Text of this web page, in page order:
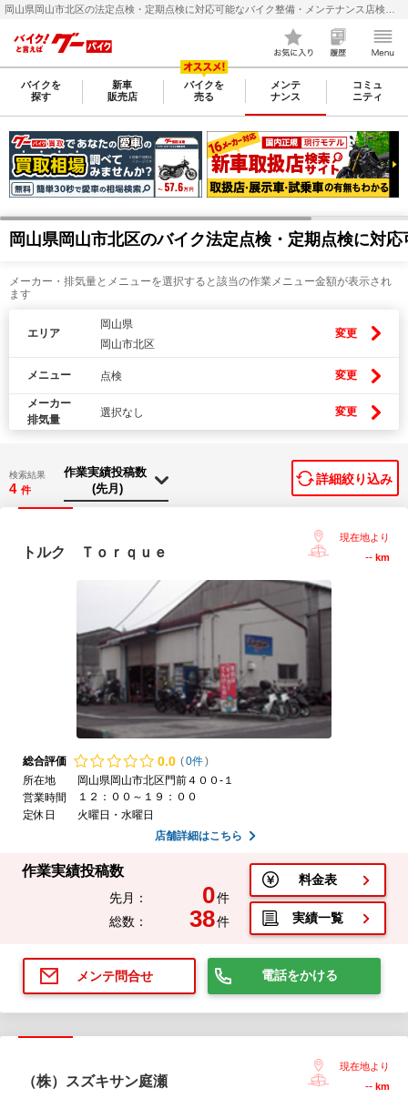
バイクを
探す
新車
販売店
バイクを
売る
メンテ
ナンス
コミュ
ニティ
岡山県岡山市北区のバイク法定点検・定期点検に対
メーカー・排気量とメニューを選択すると該当の作業メニュー金額が表示され
ます
エリア
岡山県
岡山市北区
変更
メニュー 点検 変更
メーカー
排気量
選択なし 変更
検索結果
4 件
詳細絞り込み
トルク Ｔｏｒｑｕｅ
現在地より
-- km
総合評価 0.0 (0件)
所在地
岡山県岡山市北区門前４００-１
営業時間
１２：００～１９：００
定休日
火曜日・水曜日
店舗詳細はこちら
作業実績投稿数
先月： 0件
総数：
38件
料金表
実績一覧
メンテ問合せ 電話をかける
（株）スズキサン庭瀬
現在地より
-- km